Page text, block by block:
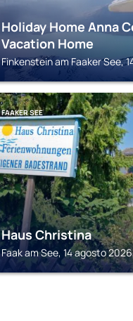
Holiday Home Anna
Vacation Home
Finkenstein am Faaker See,
FAAKER SEE
Haus Christina
Faak am See, 14 agosto